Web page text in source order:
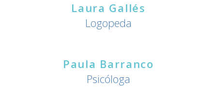
Laura Gallés
Logopeda
Paula Barranco
Psicóloga